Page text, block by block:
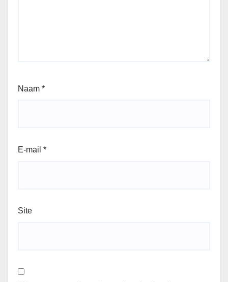
Naam *
E-mail *
Site